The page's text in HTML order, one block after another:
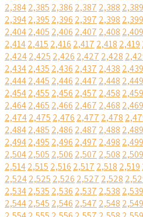
2,3842,385 2,386 2,387 2,388 2,389
2,3942,395 2,396 2,397 2,398 2,399
2,4042,405 2,406 2,407 2,408 2,409
2,4142,415 2,416 2,417 2,418 2,419
2,4242,425 2,426 2,427 2,428
2,4342,435 2,436 2,437 2,438 2,439
2,4442,445 2,446 2,447 2,448 2,449
2,4542,455 2,456 2,457 2,458 2,459
2,4642,465 2,466 2,467 2,468 2,469
2,4742,475 2,476 2,477 2,478
2,4842,485 2,486 2,487 2,488 2,489
2,4942,495 2,496 2,497 2,498 2,499
2,5042,505 2,506 2,507 2,508 2,509
2,5142,515 2,516 2,517 2,518 2,519
2,5242,525 2,526 2,527 2,528
2,5342,535 2,536 2,537 2,538 2,539
2,5442,545 2,546 2,547 2,548 2,549